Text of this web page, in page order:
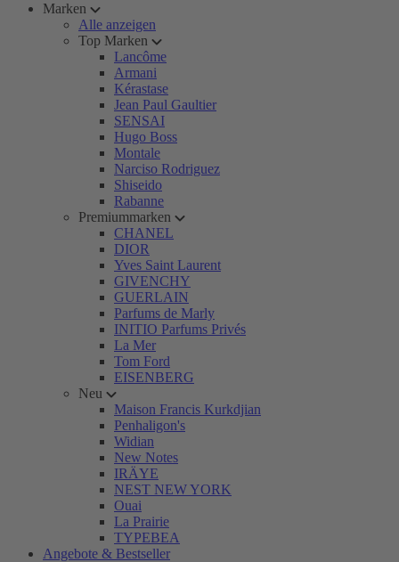
Marken
Alle anzeigen
Top Marken
Lancôme
Armani
Kérastase
Jean Paul Gaultier
SENSAI
Hugo Boss
Montale
Narciso Rodriguez
Shiseido
Rabanne
Premiummarken
CHANEL
DIOR
Yves Saint Laurent
GIVENCHY
GUERLAIN
Parfums de Marly
INITIO Parfums Privés
La Mer
Tom Ford
EISENBERG
Neu
Maison Francis Kurkdjian
Penhaligon's
Widian
New Notes
IRÄYE
NEST NEW YORK
Ouai
La Prairie
TYPEBEA
Angebote & Bestseller